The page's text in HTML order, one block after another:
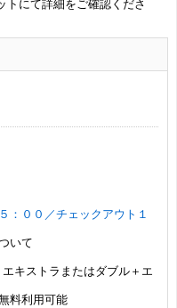
トにて詳細をご確認くださ
：００／チェックアウト１
いて
キストラまたはダブル＋エ
料利用可能